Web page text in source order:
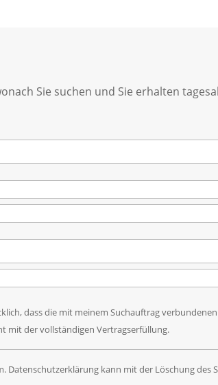
Sie suchen und Sie erhalten
dass die mit meinem Suchauftrag
mit der vollständigen Vertragserfüllung.
Datenschutzerklärung kann mit der Löschung